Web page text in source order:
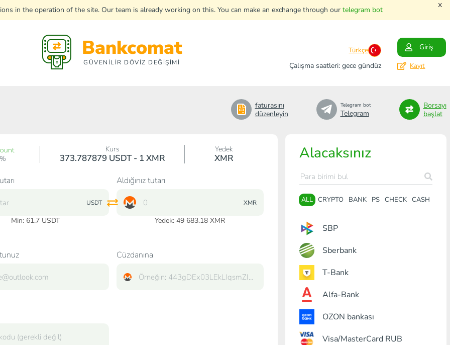
in the operation of the site. Our team is already working on this. You can make an exchange through our telegram bot x
Bankcomat
GÜVENİLİR DÖVİZ DEĞİŞİMİ
Türkçe
Giriş
Çalışma saatleri: gece gündüz
Kayıt
faturasını
düzenleyin
Telegram bot
Telegram
Borsayı
başlat
Alacaksınız
ALL CRYPTO BANK PS CHECK CASH
SBP
Sberbank
T-Bank
Alfa-Bank
OZON bankası
Visa/MasterCard RUB
Kurs
373.787879 USDT - 1 XMR
Yedek
XMR
USDT
Min: 61.7USDT
Aldığınız tutarı
XMR
Yedek: 49 683.18 XMR
Cüzdanına